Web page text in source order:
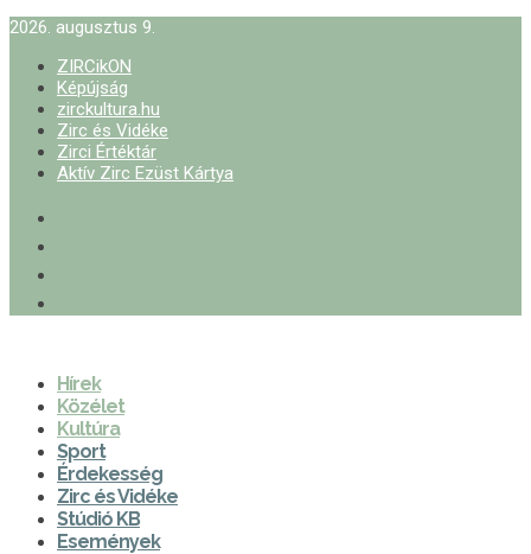
2026. augusztus 9.
ZIRCikON
Képújság
zirckultura.hu
Zirc és Vidéke
Zirci Értéktár
Aktív Zirc Ezüst Kártya
Hírek
Közélet
Kultúra
Sport
Érdekesség
Zirc és Vidéke
Stúdió KB
Események